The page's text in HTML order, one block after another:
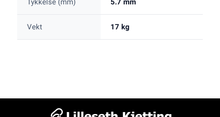
Tykkelse (mm) 5.7 mm
Vekt 17 kg